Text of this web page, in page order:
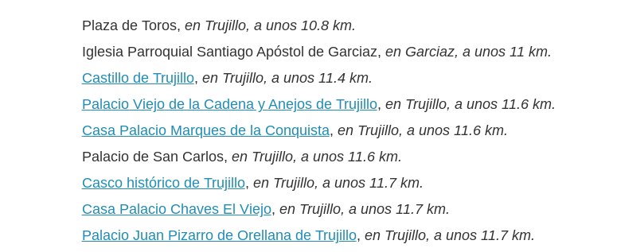
Plaza de Toros, en Trujillo, a unos 10.8 km.
Iglesia Parroquial Santiago Apóstol de Garciaz, en Garciaz, a unos 11 km.
Castillo de Trujillo, en Trujillo, a unos 11.4 km.
Palacio Viejo de la Cadena y Anejos de Trujillo, en Trujillo, a unos 11.6 km.
Casa Palacio Marques de la Conquista, en Trujillo, a unos 11.6 km.
Palacio de San Carlos, en Trujillo, a unos 11.6 km.
Casco histórico de Trujillo, en Trujillo, a unos 11.7 km.
Casa Palacio Chaves El Viejo, en Trujillo, a unos 11.7 km.
Palacio Juan Pizarro de Orellana de Trujillo, en Trujillo, a unos 11.7 km.